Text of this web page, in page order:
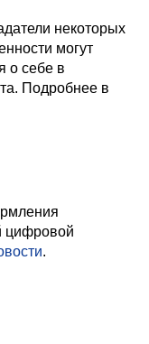
некоторых
могут
о себе в
Подробнее в
цифровой
.